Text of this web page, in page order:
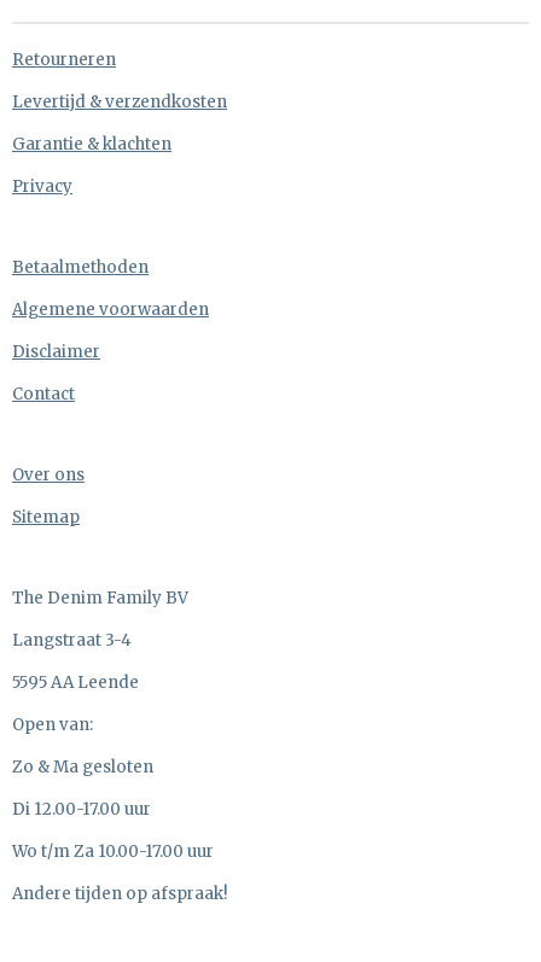
Retourneren
Levertijd & verzendkosten
Garantie & klachten
Privacy
Betaalmethoden
Algemene voorwaarden
Disclaimer
Contact
Over ons
Sitemap
The Denim Family BV
Langstraat 3-4
5595 AA Leende
Open van:
Zo & Ma gesloten
Di 12.00-17.00 uur
Wo t/m Za 10.00-17.00 uur
Andere tijden op afspraak!